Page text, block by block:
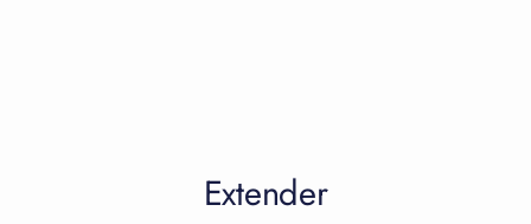
Extender